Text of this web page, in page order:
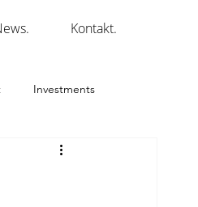
Kontakt.
Investments